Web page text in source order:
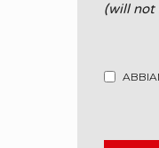
(will not